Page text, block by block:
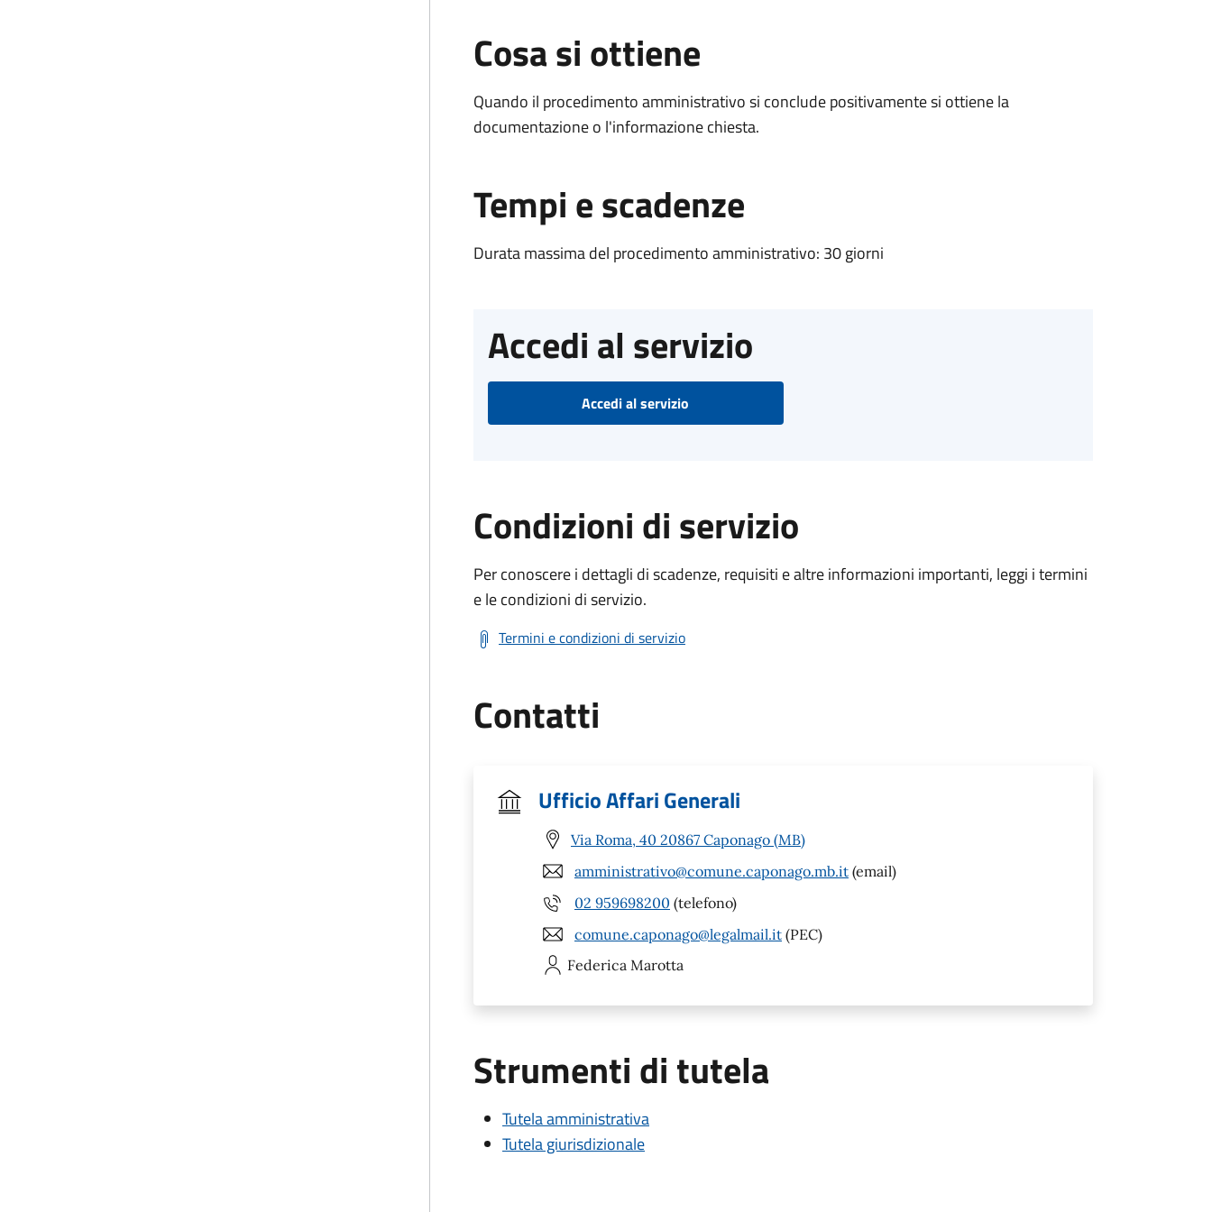
Cosa si ottiene
Quando il procedimento amministrativo si conclude positivamente si ottiene la
documentazione o l'informazione chiesta.
Tempi e scadenze
Durata massima del procedimento amministrativo: 30 giorni
Accedi al servizio
Accedi al servizio
Condizioni di servizio
Per conoscere i dettagli di scadenze, requisiti e altre informazioni importanti, leggi i termini
e le condizioni di servizio.
Termini e condizioni di servizio
Contatti
Ufficio Affari Generali
Via Roma, 40 20867 Caponago (MB)
amministrativo@comune.caponago.mb.it (email)
02 959698200 (telefono)
comune.caponago@legalmail.it (PEC)
Federica Marotta
Strumenti di tutela
Tutela amministrativa
Tutela giurisdizionale